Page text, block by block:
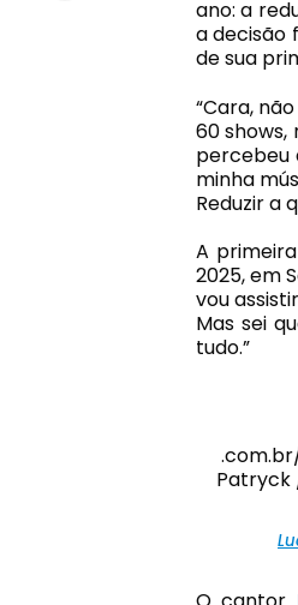
ano: a
a decisão
de sua
“Cara,
60 shows,
percebeu
minha
Reduzir a
A
2025, em
vou
Mas sei
tudo.”
Patryck